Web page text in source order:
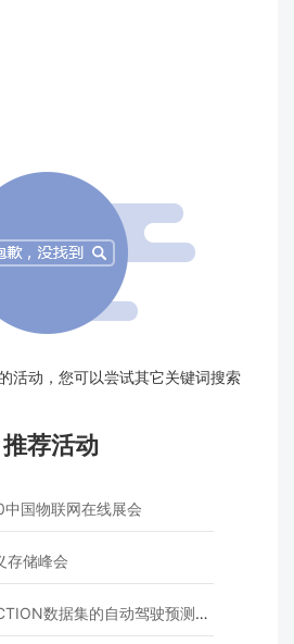
活动，您可以尝试其它关键词搜索
推荐活动
国物联网在线展会
存储峰会
数据集的自动驾驶预测模型挑战赛